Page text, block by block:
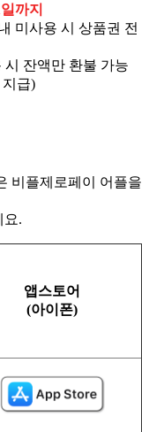
까지
미사용 시 상품권 전
시 잔액만 환불 가능
지급)
비플제로페이 어플을
요.
앱스토어
(아이폰)